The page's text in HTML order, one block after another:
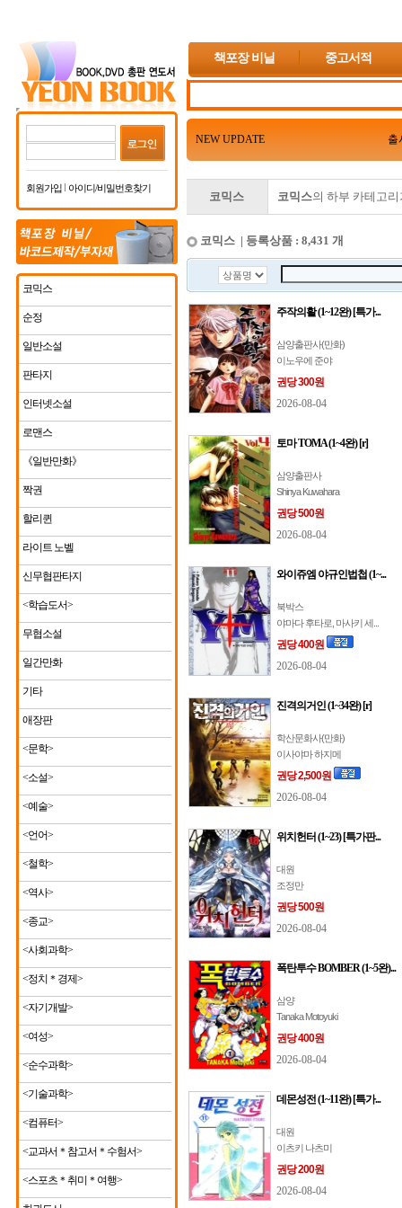
책포장 비닐 중고서적
회원가입 아이디/비밀번호찾기
코믹스
순정
일반소설
판타지
인터넷소설
로맨스
《일반만화》
짝권
할리퀸
라이트 노벨
신무협판타지
<학습도서>
무협소설
일간만화
기타
애장판
<문학>
<소설>
<예술>
<언어>
<철학>
<역사>
<종교>
<사회과학>
<정치＊경제>
<자기개발>
<여성>
<순수과학>
<기술과학>
<컴퓨터>
<교과서＊참고서＊수험서>
<스포츠＊취미＊여행>
NEW UPDATE 출
코믹스 코믹스의 하부 카테고
코믹스 | 등록상품 : 8,431 개
주작의활 (1~12완) [특가...
삼양출판사(만화)
이노우에 준야
권당 300원
2026-08-04
토마 TOMA (1~4완) [r]
삼양출판사
Shinya Kuwahara
권당 500원
2026-08-04
와이쥬엠 야규인법첩 (1~...
북박스
야마다 후타로, 마사키 세...
권당 400원
2026-08-04
진격의거인 (1~34완) [r]
학산문화사(만화)
이사야마 하지메
권당 2,500원
2026-08-04
위치헌터 (1~23) [특가판...
대원
조정만
권당 500원
2026-08-04
폭탄투수 BOMBER (1~5완)...
삼양
Tanaka Motoyuki
권당 400원
2026-08-04
데몬성전 (1~11완) [특가...
대원
이츠키 나츠미
권당 200원
2026-08-04